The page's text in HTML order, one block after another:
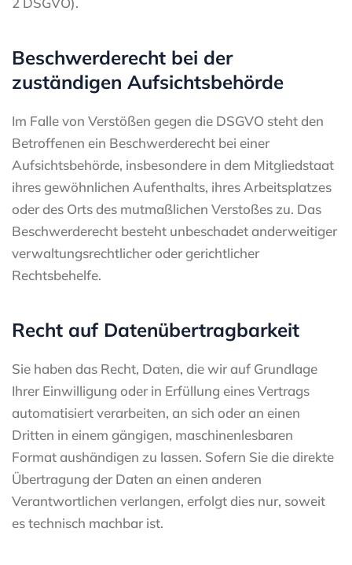
Beschwerde­recht bei der
zuständigen Aufsichts­behörde
Im Falle von Verstößen gegen die DSGVO steht den
Betroffenen ein Beschwerderecht bei einer
Aufsichtsbehörde, insbesondere in dem Mitgliedstaat
ihres gewöhnlichen Aufenthalts, ihres Arbeitsplatzes
oder des Orts des mutmaßlichen Verstoßes zu. Das
Beschwerderecht besteht unbeschadet anderweitiger
verwaltungsrechtlicher oder gerichtlicher
Rechtsbehelfe.
Recht auf Daten­übertrag­barkeit
Sie haben das Recht, Daten, die wir auf Grundlage
Ihrer Einwilligung oder in Erfüllung eines Vertrags
automatisiert verarbeiten, an sich oder an einen
Dritten in einem gängigen, maschinenlesbaren
Format aushändigen zu lassen. Sofern Sie die direkte
Übertragung der Daten an einen anderen
Verantwortlichen verlangen, erfolgt dies nur, soweit
es technisch machbar ist.